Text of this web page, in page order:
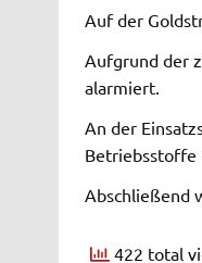
Auf der
Aufgrund der
alarmiert.
An der
Betriebsstoffe
Abschließend
422 total